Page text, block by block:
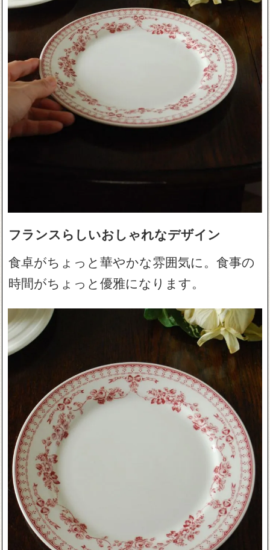
フランスらしいおしゃれなデザイン
食卓がちょっと華やかな雰囲気に。食事の
時間がちょっと優雅になります。